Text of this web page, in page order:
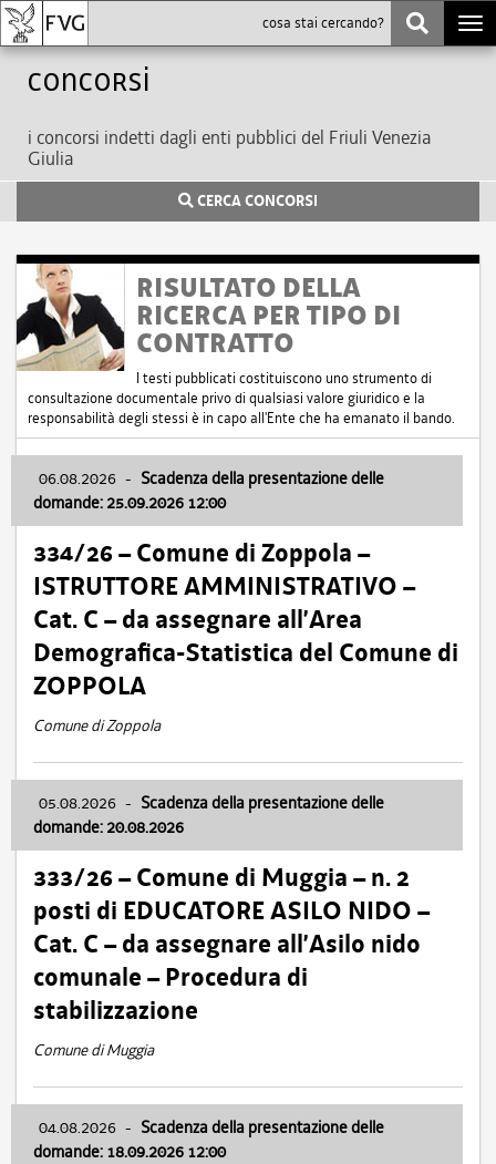
Concorsi
i concorsi indetti dagli enti pubblici del Friuli Venezia
Giulia
CERCA CONCORSI
RISULTATO DELLA
RICERCA PER TIPO DI
CONTRATTO
I testi pubblicati costituiscono uno strumento di
consultazione documentale privo di qualsiasi valore giuridico e la
responsabilità degli stessi è in capo all'Ente che ha emanato il bando.
06.08.2026 - Scadenza della presentazione delle
domande: 25.09.2026 12:00
334/26 – Comune di Zoppola –
ISTRUTTORE AMMINISTRATIVO –
Cat. C – da assegnare all’Area
Demografica-Statistica del Comune di
ZOPPOLA
Comune di Zoppola
05.08.2026 - Scadenza della presentazione delle
domande: 20.08.2026
333/26 – Comune di Muggia – n. 2
posti di EDUCATORE ASILO NIDO –
Cat. C – da assegnare all’Asilo nido
comunale – Procedura di
stabilizzazione
Comune di Muggia
04.08.2026 - Scadenza della presentazione delle
domande: 18.09.2026 12:00